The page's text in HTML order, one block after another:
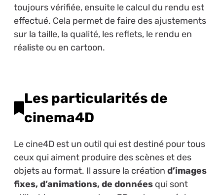
toujours vérifiée, ensuite le calcul du rendu est
effectué. Cela permet de faire des ajustements
sur la taille, la qualité, les reflets, le rendu en
réaliste ou en cartoon.
Les particularités de
cinema4D
Le cine4D est un outil qui est destiné pour tous
ceux qui aiment produire des scènes et des
objets au format. Il assure la création d’images
fixes, d’animations, de donnéesqui sont